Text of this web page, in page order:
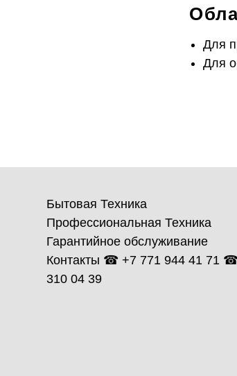
Для
Для
Бытовая Техника
Профессиональная Техника
Гарантийное обслуживание
Контакты ☎ +7 771 944 41 71
310 04 39